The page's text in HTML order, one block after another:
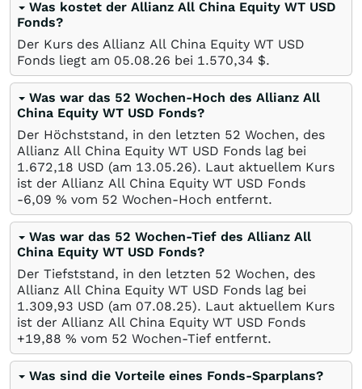
Was kostet der Allianz All China Equity WT USD
Fonds?
Der Kurs des Allianz All China Equity WT USD
Fonds liegt am 05.08.26 bei 1.570,34 $.
Was war das 52 Wochen-Hoch des Allianz All
China Equity WT USD Fonds?
Der Höchststand, in den letzten 52 Wochen, des
Allianz All China Equity WT USD Fonds lag bei
1.672,18 USD (am 13.05.26). Laut aktuellem Kurs
ist der Allianz All China Equity WT USD Fonds
-6,09 % vom 52 Wochen-Hoch entfernt.
Was war das 52 Wochen-Tief des Allianz All
China Equity WT USD Fonds?
Der Tiefststand, in den letzten 52 Wochen, des
Allianz All China Equity WT USD Fonds lag bei
1.309,93 USD (am 07.08.25). Laut aktuellem Kurs
ist der Allianz All China Equity WT USD Fonds
+19,88 % vom 52 Wochen-Tief entfernt.
Was sind die Vorteile eines Fonds-Sparplans?